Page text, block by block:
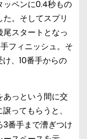
ペンに0.4秒もの
。そしてスプリ
スタートとなっ
フィニッシュ。そ
、10番手からの
っという間に交
ってもらうと、
番手まで漕ぎつけ